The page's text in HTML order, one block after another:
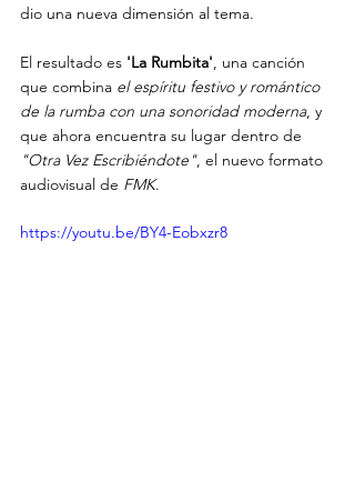
dio una nueva dimensión al tema.
El resultado es 'La Rumbita', una canción
que combina el espíritu festivo y romántico
de la rumba con una sonoridad moderna, y
que ahora encuentra su lugar dentro de
"Otra Vez Escribiéndote", el nuevo formato
audiovisual de FMK.
https://youtu.be/BY4-Eobxzr8